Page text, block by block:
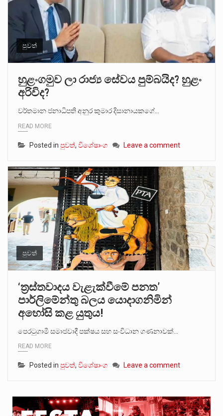
පුවත්
හුළංගමුව ලා රාජ්‍ය සේවය පුම්බයිද? හුළං
අරිවිද?
වර්තමාන ජනාධිපති අනුර කුමාර දිසානායකගේ…
READ MORE
Posted in පුවත්, විශේෂාංග Leave a comment
පුවත්
‘ත්‍රස්තවාදය වැළැක්වීමේ පනත’
පාර්ලිමේන්තු බලය යොදාගනිමින්
අහෝසි කළ යුතුය!
පෙරටුගාමී සමාජවාදී පක්ෂය සහ සංවිධාන ගණනාවක්…
READ MORE
Posted in පුවත්, විශේෂාංග Leave a comment